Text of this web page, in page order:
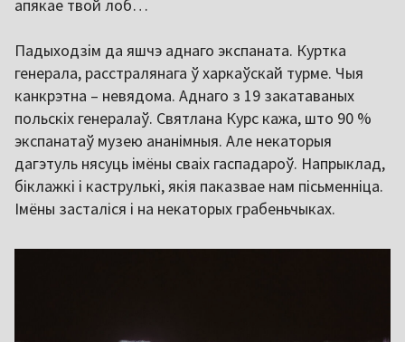
апякае твой лоб…
Падыходзім да яшчэ аднаго экспаната. Куртка
генерала, расстралянага ў харкаўскай турме. Чыя
канкрэтна – невядома. Аднаго з 19 закатаваных
польскіх генералаў. Святлана Курс кажа, што 90 %
экспанатаў музею ананімныя. Але некаторыя
дагэтуль нясуць імёны сваіх гаспадароў. Напрыклад,
біклажкі і каструлькі, якія паказвае нам пісьменніца.
Імёны засталіся і на некаторых грабеньчыках.